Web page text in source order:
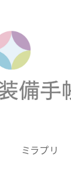
ミラプリ